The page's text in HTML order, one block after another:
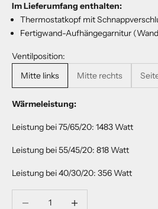
Im Lieferumfang enthalten:
Thermostatkopf mit
Fertigwand-Aufhängegarnitur
Ventilposition:
Mitte links
Mitte rechts
Wärmeleistung:
Leistung bei 75/65/20: 1483 Watt
Leistung bei 55/45/20: 818 Watt
Leistung bei 40/30/20: 356 Watt